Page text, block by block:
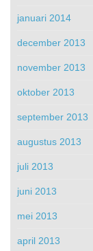
januari 2014
december 2013
november 2013
oktober 2013
september 2013
augustus 2013
juli 2013
juni 2013
mei 2013
april 2013